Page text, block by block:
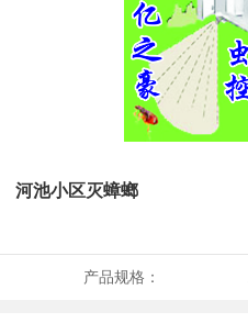
河池小区灭蟑螂
产品规格：